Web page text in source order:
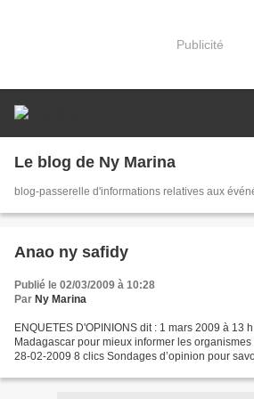
Publicité
Le blog de Ny Marina
blog-passerelle d'informations relatives aux
Anao ny safidy
Publié le 02/03/2009 à 10:28
Par Ny Marina
ENQUETES D'OPINIONS dit : 1 mars 2009 à 13
Madagascar pour mieux informer les
28-02-2009 8 clics Sondages d’opinion pour